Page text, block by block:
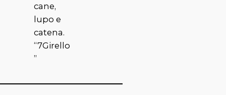
cane,
lupo e
catena.
“7Girello
”